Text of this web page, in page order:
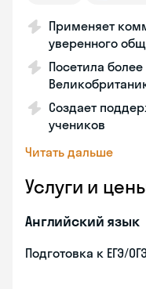
Применяет
уверенного
Посетила
Создает
учеников
Читать дальше
Услуги и
Английский язык
Подготовка к ЕГЭ/